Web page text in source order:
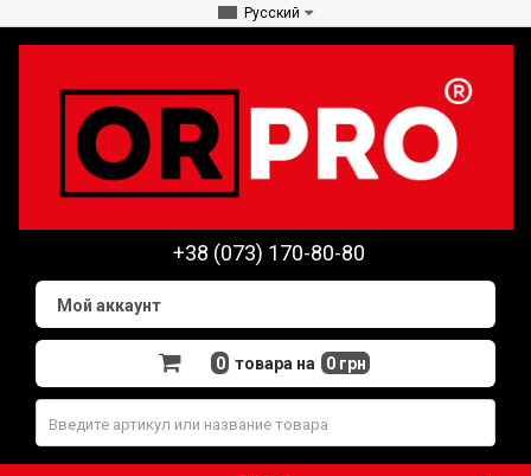
Русский
+38 (073) 170-80-80
Мой аккаунт
0 товара на 0 грн